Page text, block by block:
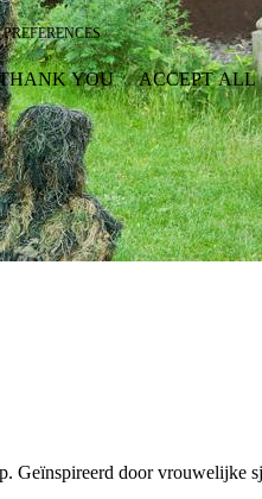
Geïnspireerd door
YOU ACCEPT ALL
CONSENT